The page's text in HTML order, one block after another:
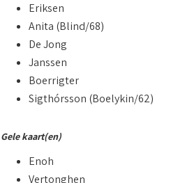
Eriksen
Anita (Blind/68)
De Jong
Janssen
Boerrigter
Sigthórsson (Boelykin/62)
Gele kaart(en)
Enoh
Vertonghen